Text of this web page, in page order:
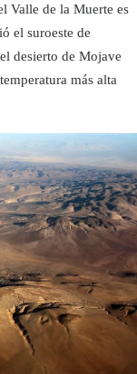
Valle de la Muerte es
el suroeste de
desierto de Mojave
más alta